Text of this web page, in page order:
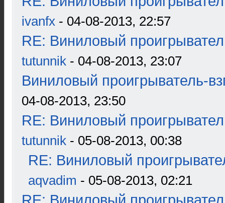
ivanfx - 04-08-2013, 22:57
RE: Виниловый
tutunnik - 04-08-2013, 23:07
Виниловый проигрыватель-
04-08-2013, 23:50
RE: Виниловый
tutunnik - 05-08-2013, 00:38
RE: Виниловый
aqvadim - 05-08-2013, 02:21